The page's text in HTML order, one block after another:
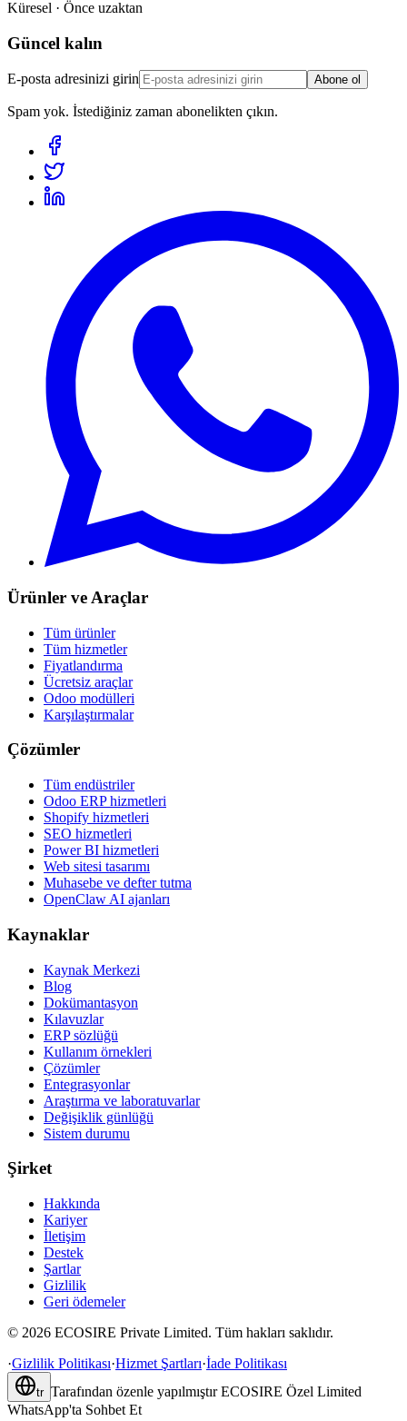
Küresel · Önce uzaktan
Güncel kalın
E-posta adresinizi girin Abone ol
Spam yok. İstediğiniz zaman abonelikten çıkın.
Ürünler ve Araçlar
Tüm ürünler
Tüm hizmetler
Fiyatlandırma
Ücretsiz araçlar
Odoo modülleri
Karşılaştırmalar
Çözümler
Tüm endüstriler
Odoo ERP hizmetleri
Shopify hizmetleri
SEO hizmetleri
Power BI hizmetleri
Web sitesi tasarımı
Muhasebe ve defter tutma
OpenClaw AI ajanları
Kaynaklar
Kaynak Merkezi
Blog
Dokümantasyon
Kılavuzlar
ERP sözlüğü
Kullanım örnekleri
Çözümler
Entegrasyonlar
Araştırma ve laboratuvarlar
Değişiklik günlüğü
Sistem durumu
Şirket
Hakkında
Kariyer
İletişim
Destek
Şartlar
Gizlilik
Geri ödemeler
© 2026 ECOSIRE Private Limited. Tüm hakları saklıdır.
·Gizlilik Politikası·Hizmet Şartları·İade Politikası
tr Tarafından özenle yapılmıştır ECOSIRE Özel Limited
WhatsApp'ta Sohbet Et